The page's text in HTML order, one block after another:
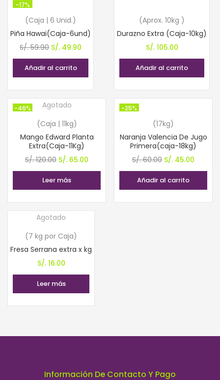
-17%
(Caja | 6 Unid.)
Piña Hawai(Caja-6und)
S/.59.90 El
precio
original
S/. 59.90.
S/. 49.90
precio
S/. 49.90.
Añadir al carrito
(Aprox. 10kg )
Durazno Extra (Caja-10kg)
S/.105.00
Añadir al carrito
-46%
Agotado
(Caja | 11kg)
Mango Edward Planta
Extra(Caja-11Kg)
S/.120.00 El
precio
original
S/. 120.00.
S/. 65.00
precio
S/. 65.00.
Leer más
-25%
(17kg)
Naranja Valencia De Jugo
Primera(caja-18kg)
S/.60.00 El
precio
original
S/. 45.00
precio
Añadir al carrito
Agotado
(7 kg por Caja)
Fresa Serrana extra x kg
S/.16.00
Leer más
Información De Contacto Y Pago